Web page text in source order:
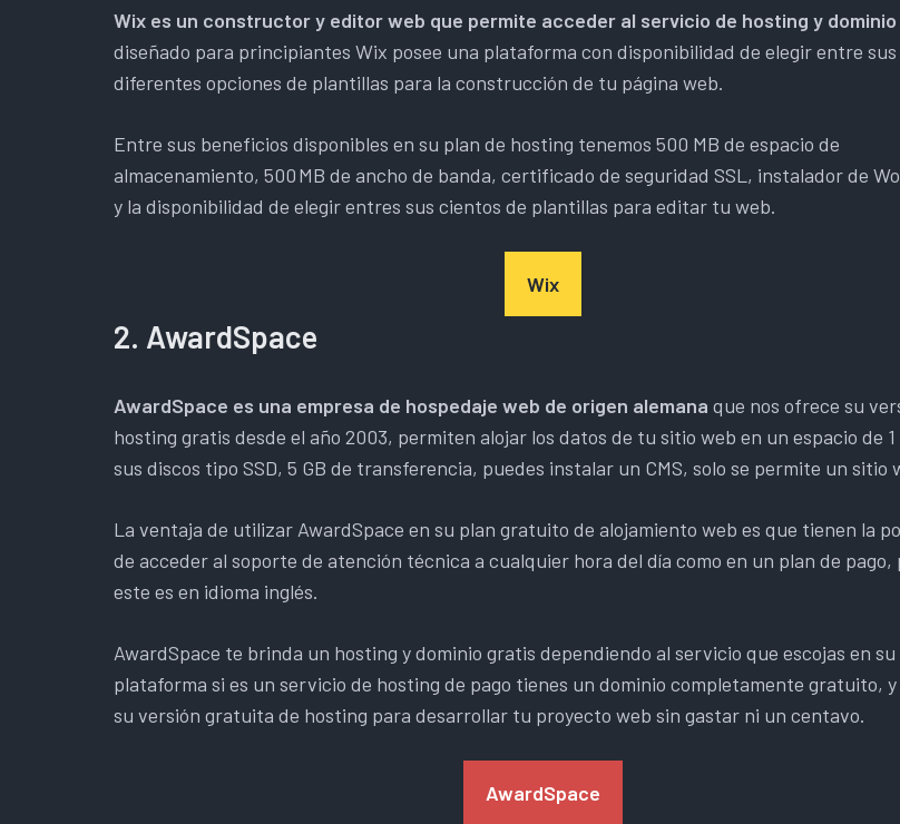
Wix es un constructor y editor web que permite acceder al servicio de hosting y
diseñado para principiantes Wix posee una plataforma con disponibilidad de elegir entre sus
diferentes opciones de plantillas para la construcción de tu página web.
Entre sus beneficios disponibles en su plan de hosting tenemos 500 MB de espacio de
almacenamiento, 500 MB de ancho de banda, certificado de seguridad SSL, instalador de
y la disponibilidad de elegir entres sus cientos de plantillas para editar tu web.
Wix
2. AwardSpace
AwardSpace es una empresa de hospedaje web de origen alemana que nos ofrece su
hosting gratis desde el año 2003, permiten alojar los datos de tu sitio web en un espacio de 1
sus discos tipo SSD, 5 GB de transferencia, puedes instalar un CMS, solo se permite un sitio
La ventaja de utilizar AwardSpace en su plan gratuito de alojamiento web es que tienen la
de acceder al soporte de atención técnica a cualquier hora del día como en un plan de pago,
este es en idioma inglés.
AwardSpace te brinda un hosting y dominio gratis dependiendo al servicio que escojas en su
plataforma si es un servicio de hosting de pago tienes un dominio completamente gratuito,
su versión gratuita de hosting para desarrollar tu proyecto web sin gastar ni un centavo.
AwardSpace